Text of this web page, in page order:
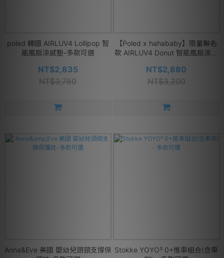
poled 韓國 AIRLUV4 Lollipop 智
能風扇涼感墊-多款可選
NT$2,835
NT$3,780
【Poled x hahababy】限量聯名
款 AIRLUV4 Donut 智能風扇涼感
NT$2,880
NT$3,200
Anna&Eve 美國 嬰幼兒頭頸支撐保 Stokke YOYO³ 0+推車組合(含車